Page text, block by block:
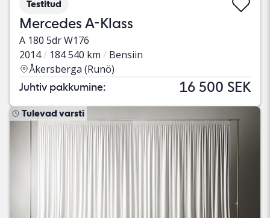
Testitud
Mercedes A-Klass
A 180 5dr W176
2014
184 540 km
Bensiin
Åkersberga (Runö)
Juhtiv pakkumine: 16 500 SEK
Tulevad varsti